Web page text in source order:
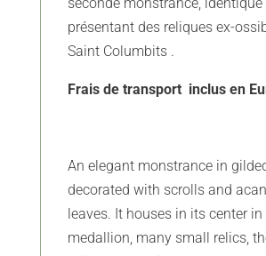
présentant des reliques ex-
Saint Columbits .
Frais de transport inclus en
An elegant monstrance in
decorated with scrolls and
leaves. It houses in its center in
medallion, many small relics,